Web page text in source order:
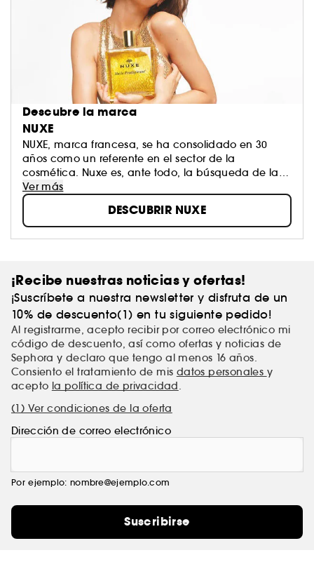
Descubre la marca
NUXE
NUXE, marca francesa, se ha consolidado en 30
años como un referente en el sector de la
cosmética. Nuxe es, ante todo, la búsqueda de la
excelencia: la escucha de los sentidos combinada
con la fuerza de la naturaleza y la eficacia de la
Ver más
DESCUBRIR NUXE
¡Recibe nuestras noticias y ofertas!
¡Suscríbete a nuestra newsletter y disfruta de un
10% de descuento(1) en tu siguiente pedido!
Al registrarme, acepto recibir por correo electrónico mi
código de descuento, así como ofertas y noticias de
Sephora y declaro que tengo al menos 16 años.
Consiento el tratamiento de mis datos personales y
acepto la política de privacidad.
(1) Ver condiciones de la oferta
Dirección de correo electrónico
Por ejemplo: nombre@ejemplo.com
Suscribirse